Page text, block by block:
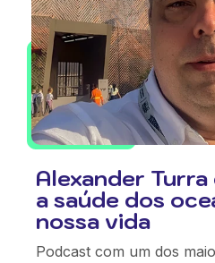
Alexander
a saúde dos
nossa vida
Podcast com um dos